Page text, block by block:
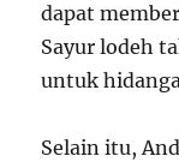
dapat
Sayur lodeh
untuk
Selain itu,